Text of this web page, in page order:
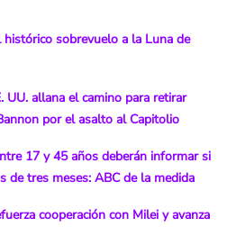
histórico sobrevuelo a la Luna de
UU. allana el camino para retirar
por el asalto al Capitolio
17 y 45 años deberán informar si
de tres meses: ABC de la medida
cooperación con Milei y avanza